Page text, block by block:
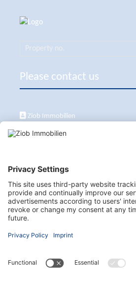
Please contact us
Ziob Immobilien
Calle Peix 2, 07157 Puerto de Andratx
Visit us here as well